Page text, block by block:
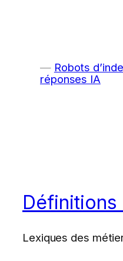
Robots
réponses IA
Définitions
Lexiques des